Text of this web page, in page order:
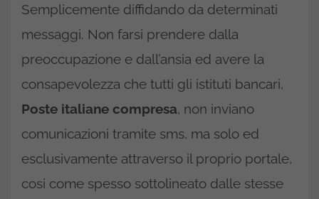
Semplicemente diffidando da determinati
messaggi. Non farsi prendere dalla
preoccupazione e dall’ansia ed avere la
consapevolezza che tutti gli istituti bancari,
Poste italiane compresa, non inviano
comunicazioni tramite sms, ma solo ed
esclusivamente attraverso il proprio portale,
cosi come spesso sottolineato dalle stesse